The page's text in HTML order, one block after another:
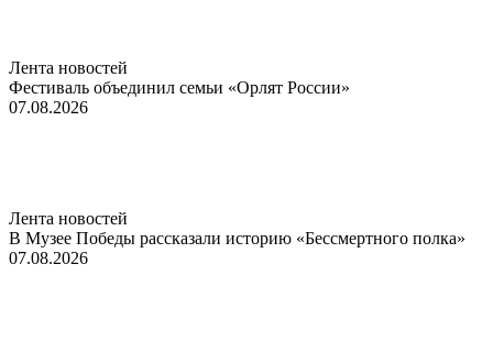
Лента новостей
Фестиваль объединил семьи «Орлят России»
07.08.2026
Лента новостей
В Музее Победы рассказали историю «Бессмертного полка»
07.08.2026